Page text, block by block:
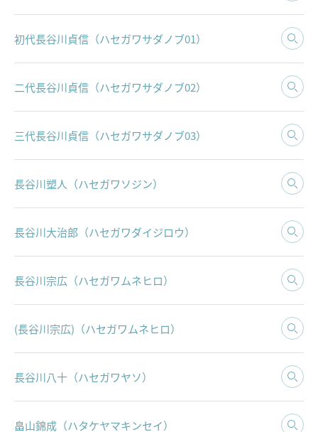
初代長谷川貞信（ハセガワサダノブ01）
二代長谷川貞信（ハセガワサダノブ02）
三代長谷川貞信（ハセガワサダノブ03）
長谷川塑人（ハセガワソジン）
長谷川大治郎（ハセガワダイジロウ）
長谷川宗広（ハセガワムネヒロ）
(長谷川宗広)（ハセガワムネヒロ）
長谷川八十（ハセガワヤソ）
畠山錦成（ハタケヤマキンセイ）